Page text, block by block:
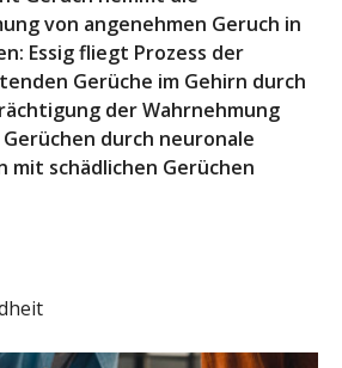
von angenehmen Geruch in
Essig fliegt Prozess der
Gerüche im Gehirn durch
der Wahrnehmung
durch neuronale
mit schädlichen Gerüchen